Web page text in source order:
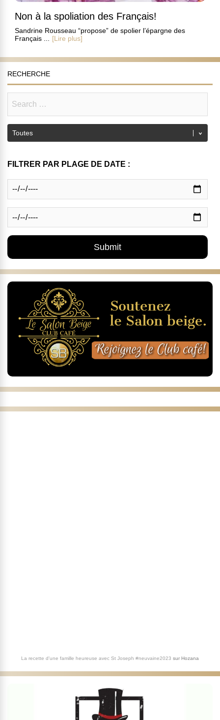
Non à la spoliation des Français!
Sandrine Rousseau “propose” de spolier l’épargne des
Français ...
[Lire plus]
RECHERCHE
FILTRER PAR PLAGE DE DATE :
La recette d'une famille heureuse avec St Joseph #neuvaine2023 sur Hozana